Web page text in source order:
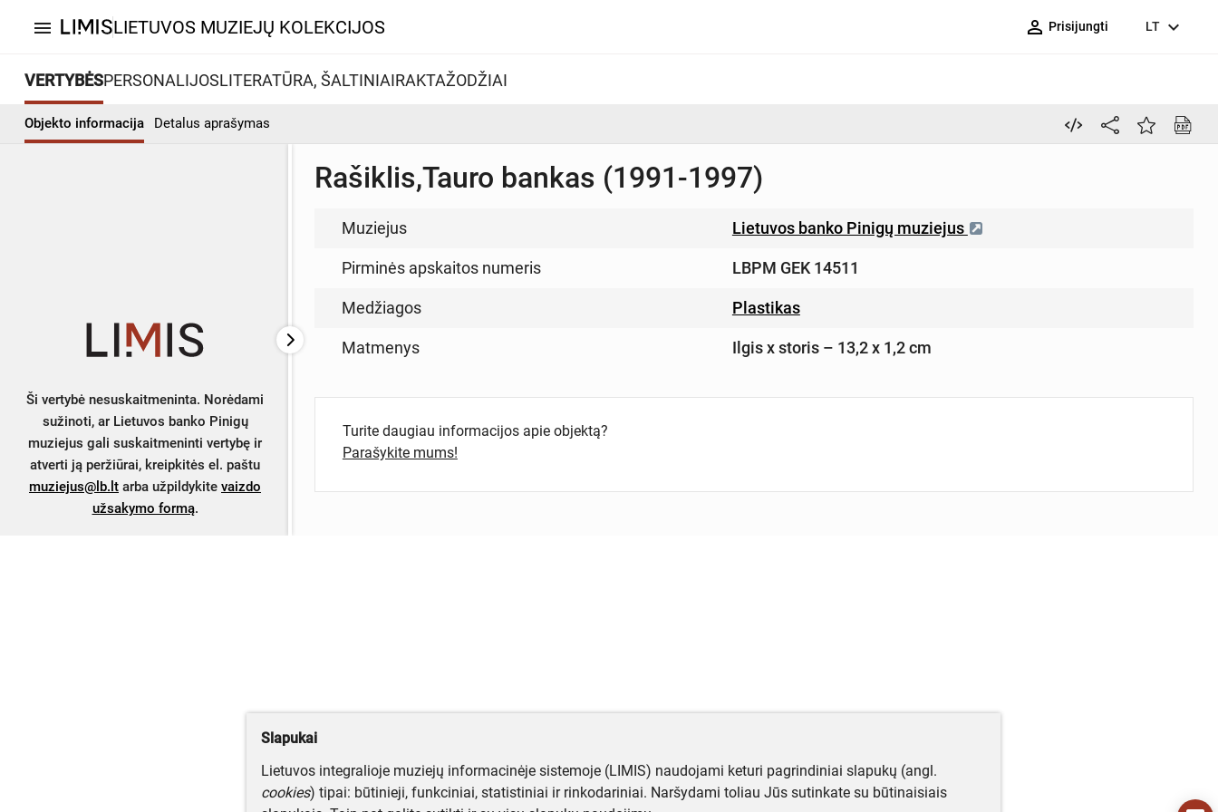
menu LIETUVOS MUZIEJŲ KOLEKCIJOS person_outline Prisijungti LT expand_more
VERTYBĖSPERSONALIJOSLITERATŪRA, ŠALTINIAIRAKTAŽODŽIAI
Objekto informacija Detalus aprašymas
Ši vertybė nesuskaitmeninta. Norėdami
sužinoti, ar Lietuvos banko Pinigų
muziejus gali suskaitmeninti vertybę ir
atverti ją peržiūrai, kreipkitės el. paštu
muziejus@lb.lt arba užpildykite vaizdo
užsakymo formą.
Rašiklis,Tauro bankas (1991-1997)
Muziejus Lietuvos banko Pinigų muziejus
Pirminės apskaitos numeris LBPM GEK 14511
Medžiagos Plastikas
Matmenys Ilgis x storis – 13,2 x 1,2 cm
Turite daugiau informacijos apie objektą?
Parašykite mums!
Slapukai
Lietuvos integralioje muziejų informacinėje sistemoje (LIMIS) naudojami keturi pagrindiniai slapukų (angl.
cookies) tipai: būtinieji, funkciniai, statistiniai ir rinkodariniai. Naršydami toliau Jūs sutinkate su būtinaisiais